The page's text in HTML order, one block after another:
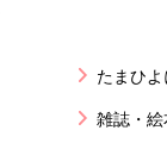
たまひ
雑誌・